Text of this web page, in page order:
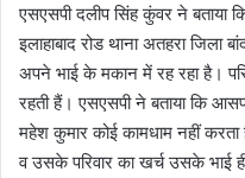
एसएसपी दलीप सिंह कुंवर ने बताया
इलाहाबाद रोड थाना अतहरा जिला
अपने भाई के मकान में रह रहा है।
रहती हैं। एसएसपी ने बताया कि
महेश कुमार कोई कामधाम नहीं
व उसके परिवार का खर्च उसके भाई